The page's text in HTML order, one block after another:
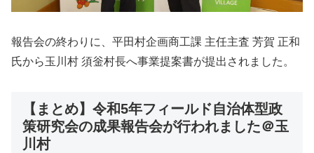
報告会の終わりに、平田村企画商工課 主任主査 芳賀 正和
氏から玉川村 須釡村長へ事業提案書が提出されました。
【まとめ】令和5年フィールド自治体型政
策研究会の成果報告会が行われました＠玉
川村